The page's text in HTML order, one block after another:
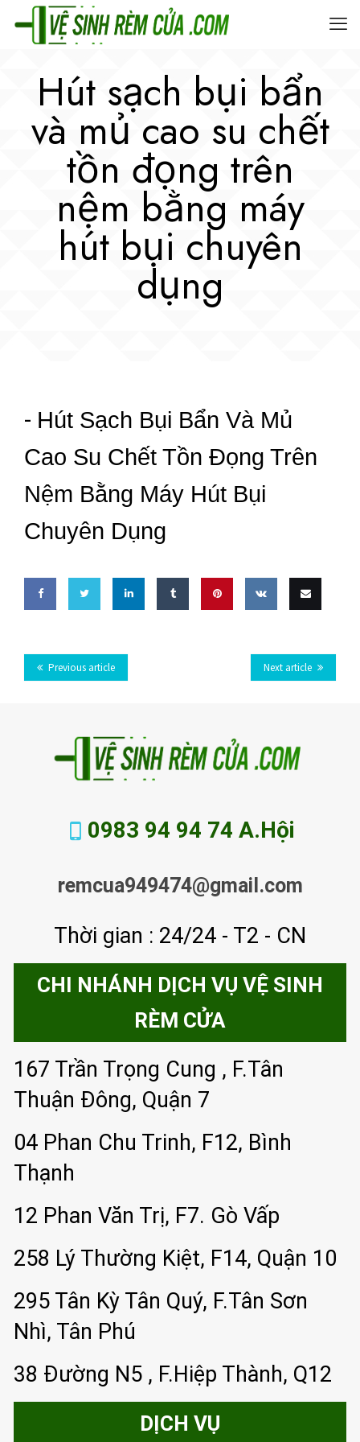
Hút sạch bụi bẩn
và mủ cao su chết
tồn đọng trên
nệm bằng máy
hút bụi chuyên
dụng
- Hút Sạch Bụi Bẩn Và Mủ
Cao Su Chết Tồn Đọng Trên
Nệm Bằng Máy Hút Bụi
Chuyên Dụng
on on on on VK this
Next article
Previous article
0983 94 94 74 A.Hội
remcua949474@gmail.com
Thời gian : 24/24 - T2 - CN
CHI NHÁNH DỊCH VỤ VỆ SINH
RÈM CỬA
167 Trần Trọng Cung , F.Tân
Thuận Đông, Quận 7
04 Phan Chu Trinh, F12, Bình
Thạnh
12 Phan Văn Trị, F7. Gò Vấp
258 Lý Thường Kiệt, F14, Quận 10
295 Tân Kỳ Tân Quý, F.Tân Sơn
Nhì, Tân Phú
38 Đường N5 , F.Hiệp Thành, Q12
DỊCH VỤ